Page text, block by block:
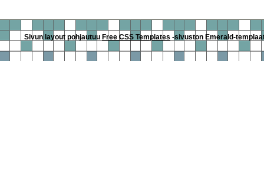
Sivun layout pohjautuuFree CSS Templates -sivuston Emerald-